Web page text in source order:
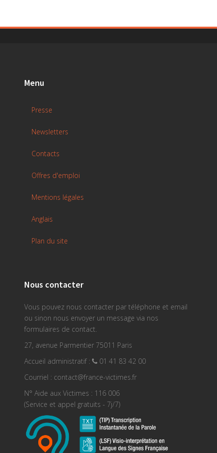
Menu
Presse
Newsletters
Contacts
Offres d'emploi
Mentions légales
Anglais
Plan du site
Nous contacter
Vous pouvez nous contacter par téléphone et email
ou sinon nous envoyer un message via nos
formulaires de contact.
27, avenue Parmentier 75011 Paris
Accueil administratif :
01 41 83 42 00
Courriel : contact@france-victimes.fr
N° Aide aux Victimes : 116 006
(Service et appel gratuits - 7j/7)